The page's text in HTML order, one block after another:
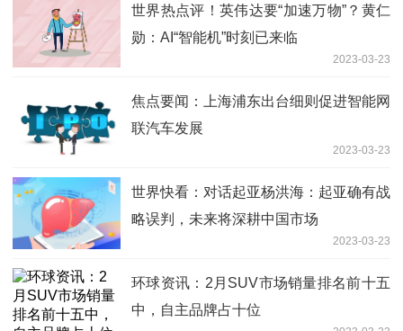
世界热点评！英伟达要“加速万物”？黄仁
勋：AI“智能机”时刻已来临
2023-03-23
焦点要闻：上海浦东出台细则促进智能网
联汽车发展
2023-03-23
世界快看：对话起亚杨洪海：起亚确有战
略误判，未来将深耕中国市场
2023-03-23
环球资讯：2月SUV市场销量排名前十五
中，自主品牌占十位